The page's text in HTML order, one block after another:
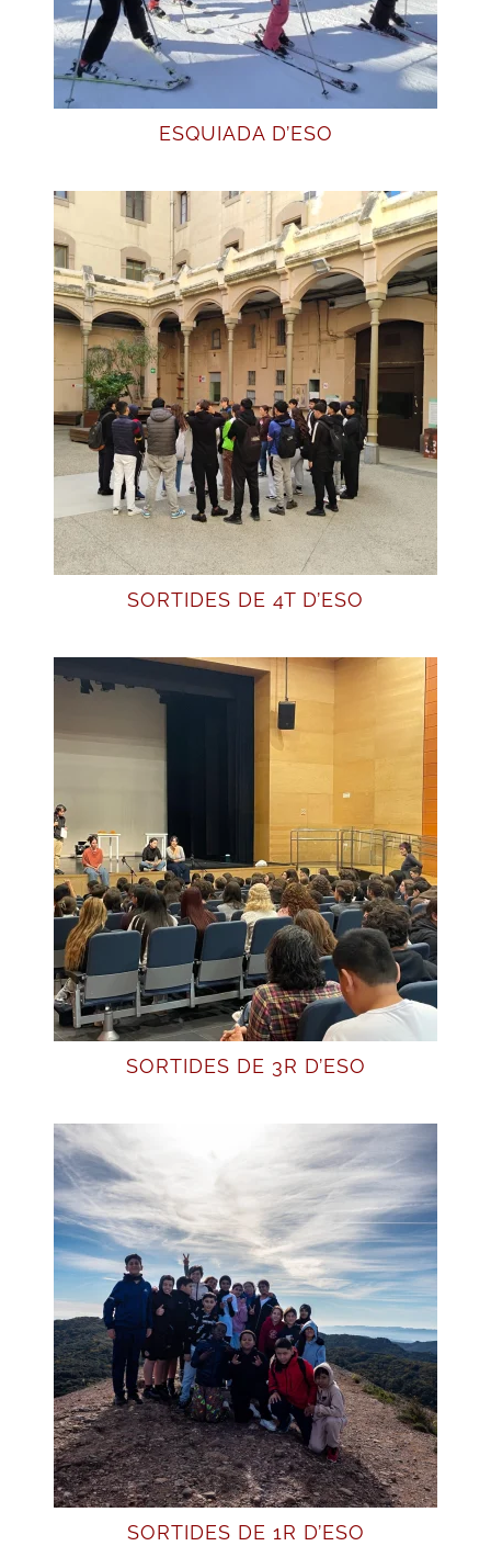
ESQUIADA D’ESO
SORTIDES DE 4T D’ESO
SORTIDES DE 3R D’ESO
SORTIDES DE 1R D’ESO